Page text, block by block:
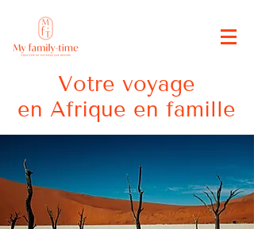
Votre voyage
en Afrique en famille